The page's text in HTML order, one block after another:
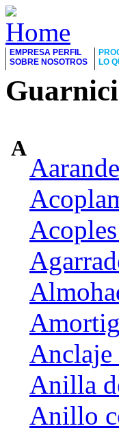
EMPRESA PERFIL
SOBRE NOSOTROS
LO
A
Anclaje
Anilla
Anillo